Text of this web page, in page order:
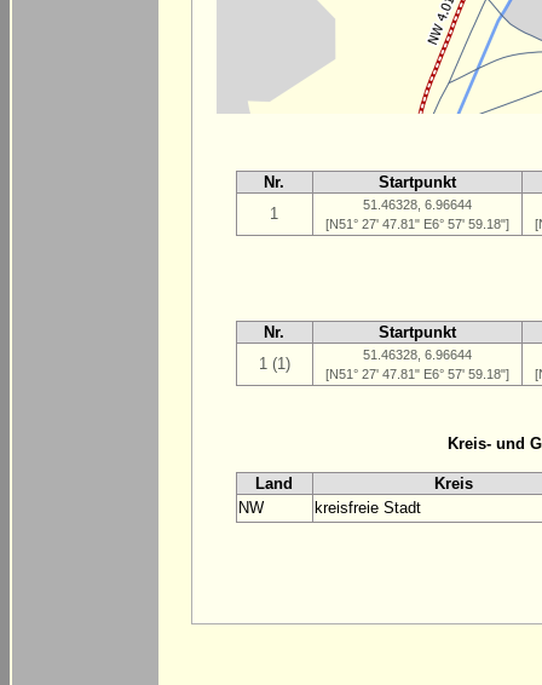
Nr.
Startpunkt
1
51.46328, 6.96644
[N51° 27' 47.81" E6° 57' 59.18"]
Nr.
Startpunkt
1 (1)
51.46328, 6.96644
[N51° 27' 47.81" E6° 57' 59.18"]
Kreis- und
Land
Kreis
NW
kreisfreie Stadt